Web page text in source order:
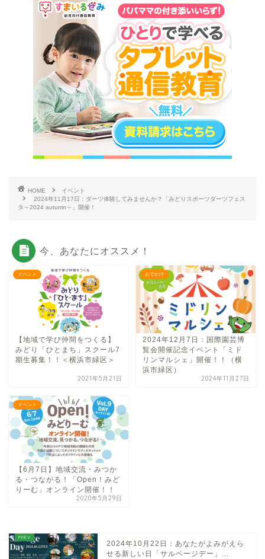
HOME
イベント
2024年11月17日：ダーツ体験してみませんか？「みどりスポーツダーツフェス
タ～2024 autumn～」開催！
今、あなたにオススメ！
イベント
【地域で学び仲間をつくる】
みどり「ひとまち」スクール7
期生募集！！＜横浜市緑区＞
2021年5月21日
おでかけ
2024年12月7日：国際園芸博
覧会開催記念イベント「ミド
リンマルシェ」開催！！（横
浜市緑区）
2024年11月27日
イベント
【6月7日】地域交流・みつか
る・つながる！「Open！みど
りーむ」オンライン開催！！
2020年5月29日
2024年10月22日：あなたがよみがえら
せる新しい日「サルベージデー」...